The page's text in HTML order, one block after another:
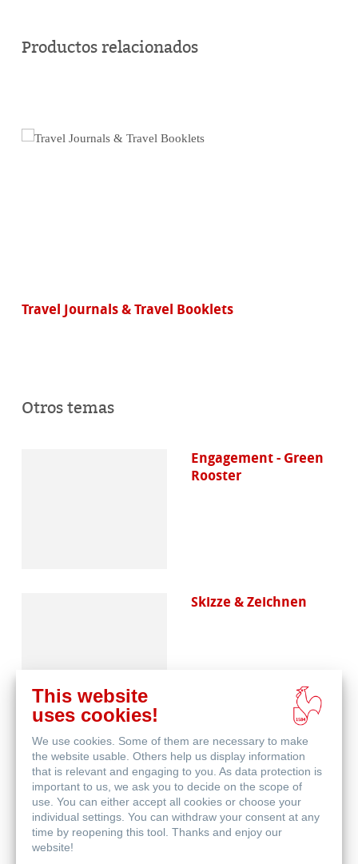
línea
Productos relacionados
Travel Journals & Travel Booklets
Otros temas
Engagement - Green
Rooster
Skizze & Zeichnen
Aquarell
This website
uses cookies!
We use cookies. Some of them are necessary to make
the website usable. Others help us display information
that is relevant and engaging to you. As data protection is
important to us, we ask you to decide on the scope of
use. You can either accept all cookies or choose your
individual settings. You can withdraw your consent at any
time by reopening this tool. Thanks and enjoy our
website!